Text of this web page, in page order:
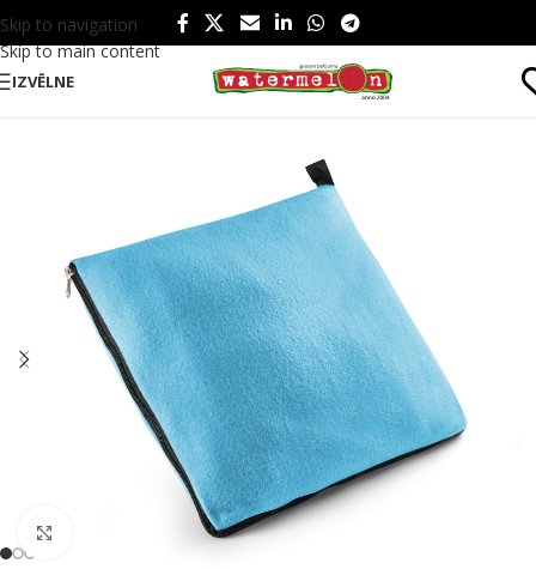
Skip to navigation
Skip to main content
IZVĒLNE
Sākums/ Sports un atpūta/ Atpūta/